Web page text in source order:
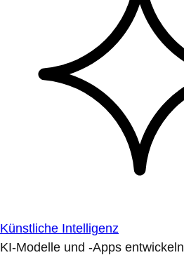
Künstliche Intelligenz
KI-Modelle und -Apps